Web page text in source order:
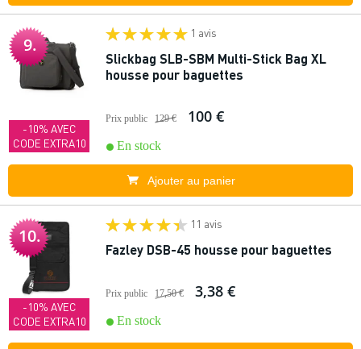
9.
-10% AVEC
CODE EXTRA10
1 avis
Slickbag SLB-SBM Multi-Stick Bag XL
housse pour baguettes
Prix public 129 € 100 €
En stock
Ajouter au panier
10.
-10% AVEC
CODE EXTRA10
11 avis
Fazley DSB-45 housse pour baguettes
Prix public 17,50 € 3,38 €
En stock